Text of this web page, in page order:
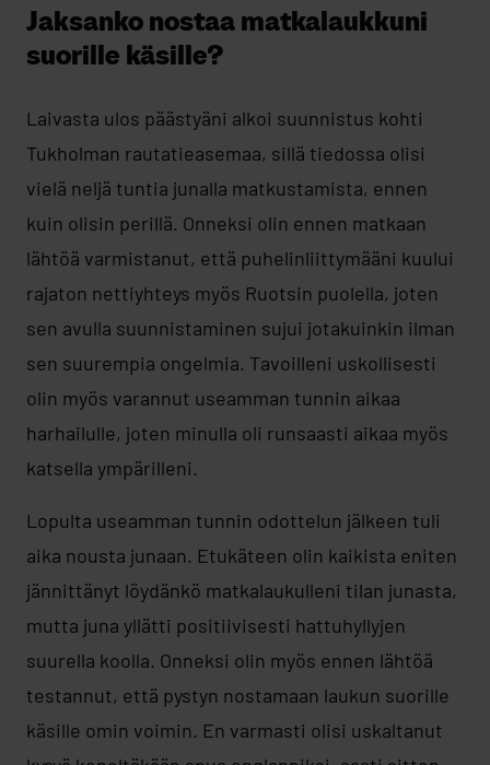
Jaksanko nostaa matkalaukkuni
suorille käsille?
Laivasta ulos päästyäni alkoi suunnistus kohti
Tukholman rautatieasemaa, sillä tiedossa olisi
vielä neljä tuntia junalla matkustamista, ennen
kuin olisin perillä. Onneksi olin ennen matkaan
lähtöä varmistanut, että puhelinliittymääni kuului
rajaton nettiyhteys myös Ruotsin puolella, joten
sen avulla suunnistaminen sujui jotakuinkin ilman
sen suurempia ongelmia. Tavoilleni uskollisesti
olin myös varannut useamman tunnin aikaa
harhailulle, joten minulla oli runsaasti aikaa myös
katsella ympärilleni.
Lopulta useamman tunnin odottelun jälkeen tuli
aika nousta junaan. Etukäteen olin kaikista eniten
jännittänyt löydänkö matkalaukulleni tilan junasta,
mutta juna yllätti positiivisesti hattuhyllyjen
suurella koolla. Onneksi olin myös ennen lähtöä
testannut, että pystyn nostamaan laukun suorille
käsille omin voimin. En varmasti olisi uskaltanut